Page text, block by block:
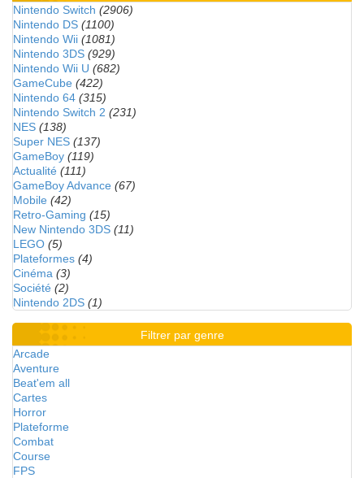
Nintendo Switch (2906)
Nintendo DS (1100)
Nintendo Wii (1081)
Nintendo 3DS (929)
Nintendo Wii U (682)
GameCube (422)
Nintendo 64 (315)
Nintendo Switch 2 (231)
NES (138)
Super NES (137)
GameBoy (119)
Actualité (111)
GameBoy Advance (67)
Mobile (42)
Retro-Gaming (15)
New Nintendo 3DS (11)
LEGO (5)
Plateformes (4)
Cinéma (3)
Société (2)
Nintendo 2DS (1)
Filtrer par genre
Arcade
Aventure
Beat'em all
Cartes
Horror
Plateforme
Combat
Course
FPS